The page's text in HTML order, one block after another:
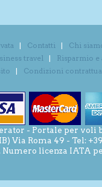
Contatti Chi
travel Risparmio e
Condizioni
- Portale per
Via Roma 49 - Tel:
Numero licenza IATA